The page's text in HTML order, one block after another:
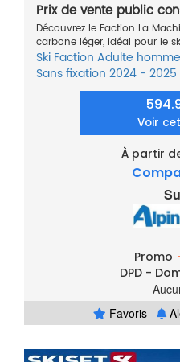
Prix de vente public
Découvrez le Faction La
carbone léger, idéal pour le
Ski Faction Adulte homme
Sans fixation 2024 - 2025
Voir
À partir
Promo
DPD -
Favoris